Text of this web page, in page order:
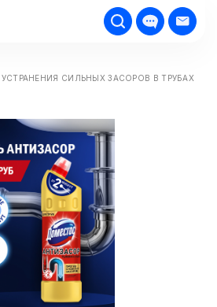
СИЛЬНЫХ ЗАСОРОВ В ТРУБАХ